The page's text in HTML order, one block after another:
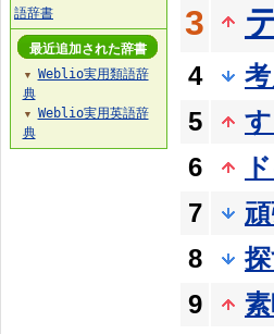
3
4
5
6
7
8
9
語辞書
最近追加された辞書
▼
Weblio実用類語辞
典
▼
Weblio実用英語辞
典